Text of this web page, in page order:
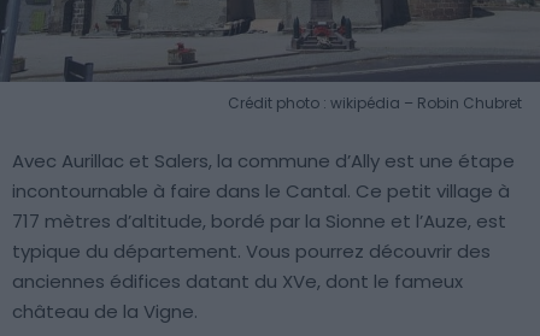
Crédit photo : wikipédia – Robin Chubret
Avec Aurillac et Salers, la commune d’Ally est une étape
incontournable à faire dans le Cantal. Ce petit village à
717 mètres d’altitude, bordé par la Sionne et l’Auze, est
typique du département. Vous pourrez découvrir des
anciennes édifices datant du XVe, dont le fameux
château de la Vigne.